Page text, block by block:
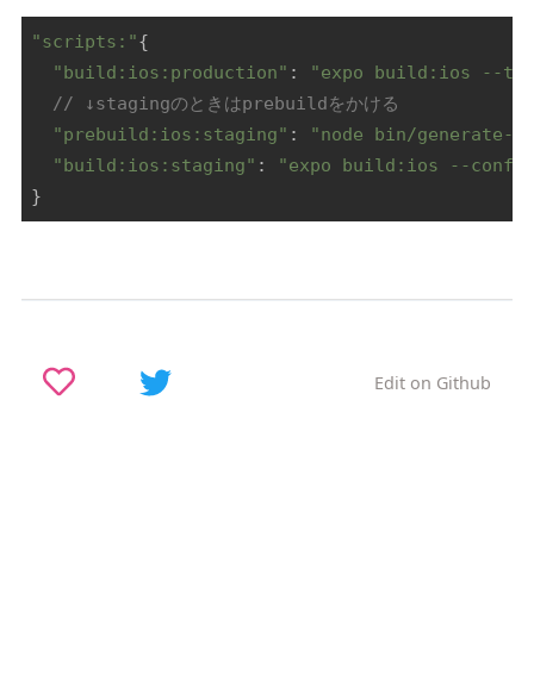
"scripts:"{
"build:ios:production" :
"expo build:ios --type
// ↓stagingのときはprebuildをかける
"prebuild:ios:staging" :
"node bin/generate-
"build:ios:staging" :
"expo build:ios --config
}
Edit on Github